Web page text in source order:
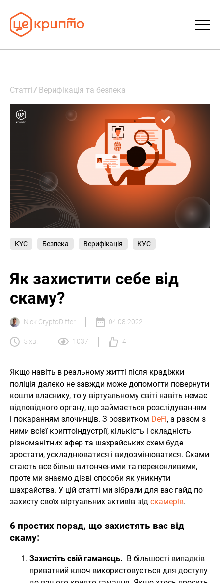
Словник
FAQ
Донати
Про ЦеКрипто
Статті Верифікація та безпека
KYC Безпека Верифікація КУС
Як захистити себе від
скаму?
Nick CryptoDiffer 04.08.2022
5 хв. 1037 4
Якщо навіть в реальному житті після крадіжки
поліція далеко не завжди може допомогти повернути
кошти власнику, то у віртуальному світі навіть немає
відповідного органу, що займається розслідуванням
і покаранням злочинців. З розвитком DeFi, а разом з
ними всієї криптоіндустрії, кількість і складність
різноманітних афер та шахрайських схем буде
зростати, ускладнюватися і видозмінюватися. Сками
стають все більш витонченими та переконливими,
проте ми знаємо дієві способи як уникнути
шахрайства. У цій статті ми зібрали для вас гайд по
захисту своїх віртуальних активів від скамерів.
6 простих порад, що захистять вас від
скаму:
Захистіть свій гаманець. В більшості випадків
приватний ключ використовується для доступу